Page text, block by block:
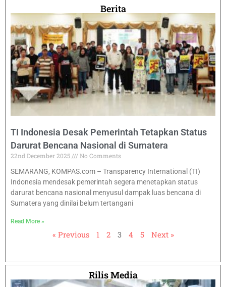
Berita
TI Indonesia Desak Pemerintah Tetapkan Status
Darurat Bencana Nasional di Sumatera
22nd December 2025
No Comments
SEMARANG, KOMPAS.com – Transparency International (TI)
Indonesia mendesak pemerintah segera menetapkan status
darurat bencana nasional menyusul dampak luas bencana di
Sumatera yang dinilai belum tertangani
Read More »
« Previous 1 2 3 4 5 Next »
Rilis Media